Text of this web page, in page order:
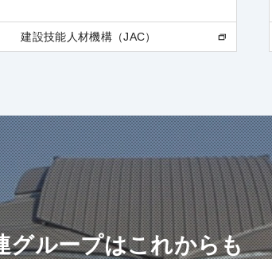
建設技能人材機構（JAC）
グループはこれからも